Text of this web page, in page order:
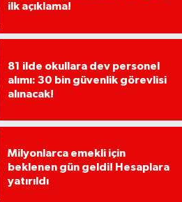
ilk açıklama!
81 ilde okullara dev personel
alımı: 30 bin güvenlik görevlisi
alınacak!
Milyonlarca emekli için
beklenen gün geldi! Hesaplara
yatırıldı